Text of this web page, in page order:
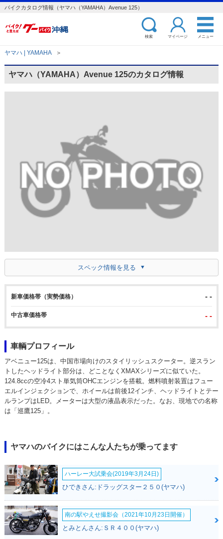
バイクカタログ情報（ヤマハ（YAMAHA）Avenue 125）
検索 マイページ メニュー
ヤマハ | YAMAHA ＞
ヤマハ（YAMAHA）Avenue 125のカタログ情報
スペック情報を見る
新車価格帯（実勢価格） - -
中古車価格帯 - -
車輌プロフィール
アベニュー125は、中国市場向けのスタイリッシュスクーター。逆スラン
トしたヘッドライト部分は、どことなくXMAXシリーズに似ていた。
124.8ccの空冷4スト単気筒OHCエンジンを搭載。燃料噴射装置はフュー
エルインジェクションで、ホイールは前後12インチ、ヘッドライトとテー
ルランプはLED。メーターは大型の液晶表示だった。なお、現地での名称
は「巡鷹125」。
ヤマハのバイクにはこんな人たちが乗ってます
ハーレー大試乗会(2019年3月24日)
ひできさん:ドラッグスター２５０(ヤマハ)
南の駅やえせ撮影会（2021年10月23日開催）
とみとんさん:ＳＲ４００(ヤマハ)